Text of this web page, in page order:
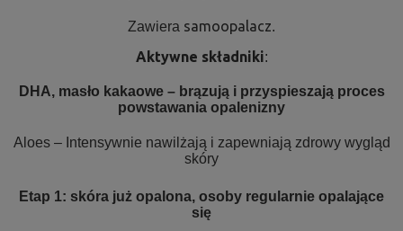
Zawiera samoopalacz.
Aktywne składniki:
DHA, masło kakaowe – brązują i przyspieszają proces
powstawania opalenizny
Aloes – Intensywnie nawilżają i zapewniają zdrowy wygląd
skóry
Etap 1: skóra już opalona, osoby regularnie opalające
się